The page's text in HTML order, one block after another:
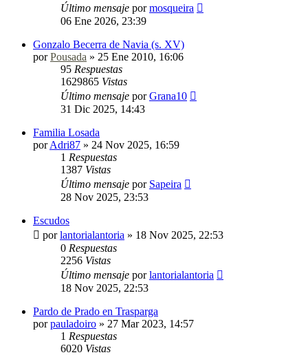
Último mensaje pormosqueira
06 Ene 2026, 23:39
Gonzalo Becerra de Navia (s. XV)
porPousada » 25 Ene 2010, 16:06
95 Respuestas
1629865 Vistas
Último mensaje porGrana10
31 Dic 2025, 14:43
Familia Losada
porAdri87 » 24 Nov 2025, 16:59
1 Respuestas
1387 Vistas
Último mensaje por Sapeira
28 Nov 2025, 23:53
Escudos
porlantorialantoria » 18 Nov 2025, 22:53
0 Respuestas
2256 Vistas
Último mensaje porlantorialantoria
18 Nov 2025, 22:53
Pardo de Prado en Trasparga
porpauladoiro » 27 Mar 2023, 14:57
1 Respuestas
6020 Vistas